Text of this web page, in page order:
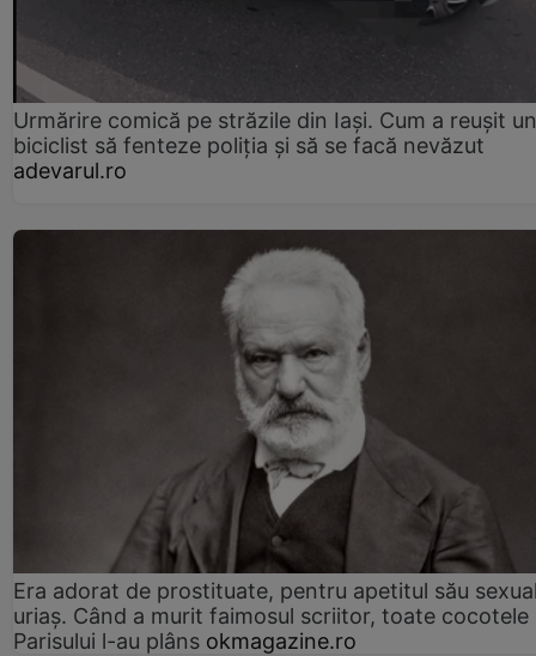
Urmărire comică pe străzile din Iași. Cum a reușit un
biciclist să fenteze poliția și să se facă nevăzut
adevarul.ro
Era adorat de prostituate, pentru apetitul său
uriaș. Când a murit faimosul scriitor, toate cocotele
Parisului l-au plâns okmagazine.ro